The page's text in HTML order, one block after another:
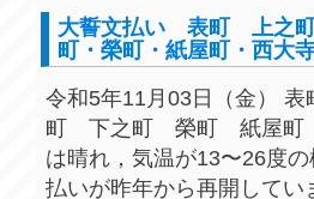
大誓文払い 表町 上之町
町・榮町・紙屋町・西大
令和5年11月03日（金）
町 下之町 榮町 紙屋町
は晴れ，気温が13〜26度
払いが昨年から再開してい